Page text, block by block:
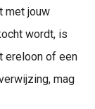
met jouw
wordt, is
ereloon of een
mag